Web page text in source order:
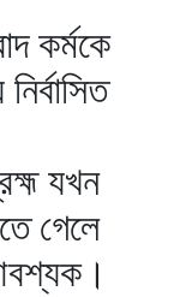
কর্মকে
যখন
গেলে